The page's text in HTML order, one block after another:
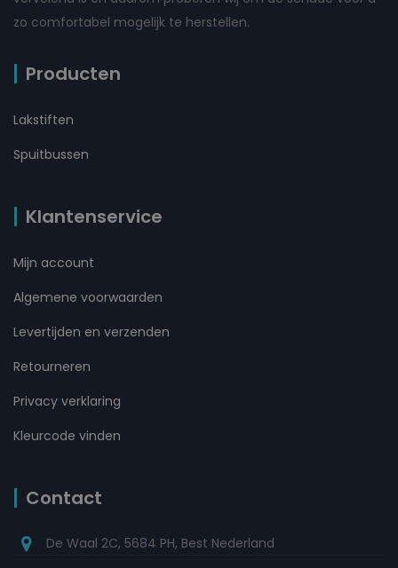
zo comfortabel mogelijk te herstellen.
Producten
Lakstiften
Spuitbussen
Klantenservice
Mijn account
Algemene voorwaarden
Levertijden en verzenden
Retourneren
Privacy verklaring
Kleurcode vinden
Contact
De Waal 2C, 5684 PH, Best Nederland